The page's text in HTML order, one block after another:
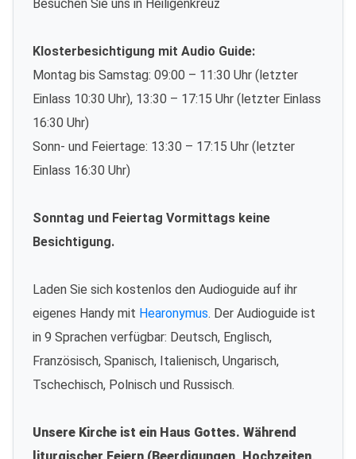
Besuchen Sie uns in Heiligenkreuz
Klosterbesichtigung mit Audio Guide:
Montag bis Samstag: 09:00 – 11:30 Uhr (letzter
Einlass 10:30 Uhr), 13:30 – 17:15 Uhr (letzter Einlass
16:30 Uhr)
Sonn- und Feiertage: 13:30 – 17:15 Uhr (letzter
Einlass 16:30 Uhr)
Sonntag und Feiertag Vormittags keine
Besichtigung.
Laden Sie sich kostenlos den Audioguide auf ihr
eigenes Handy mit Hearonymus. Der Audioguide ist
in 9 Sprachen verfügbar: Deutsch, Englisch,
Französisch, Spanisch, Italienisch, Ungarisch,
Tschechisch, Polnisch und Russisch.
Unsere Kirche ist ein Haus Gottes. Während